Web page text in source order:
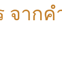
จากค